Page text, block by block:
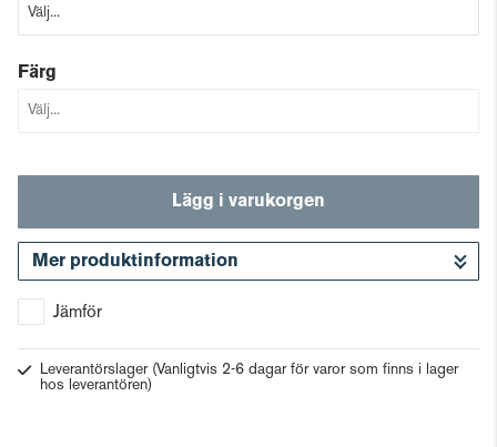
Färg
Lägg i varukorgen
Mer produktinformation
Jämför
Leverantörslager (Vanligtvis 2-6 dagar för varor som finns i lager
hos leverantören)